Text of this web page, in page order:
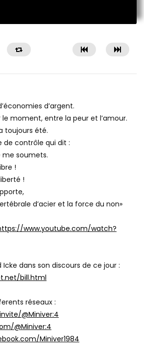
d’argent.
moment, entre la peur et l’amour.
toujours été.
de contrôle qui dit :
me soumets.
!
!
d’acier et la force du non»
www.youtube.com/watch?
dans son discours de ce jour :
bill.html
réseaux :
@Miniver:4
@Miniver:4
Miniver1984